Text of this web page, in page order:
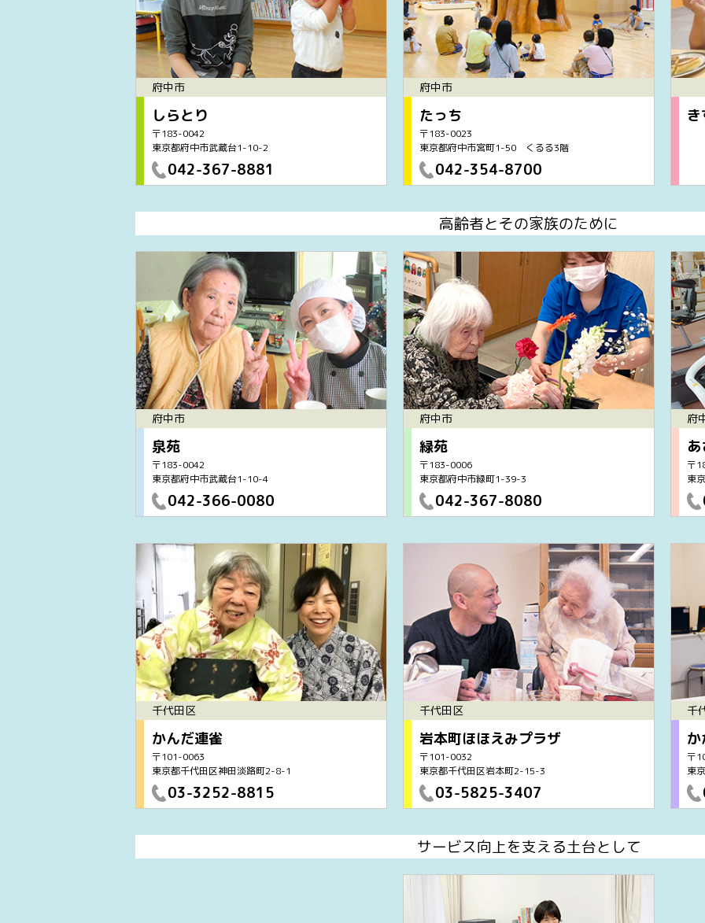
府中市
しらとり
〒183-0042
東京都府中市武蔵台1-10-2
042-367-8881
府中市
たっち
〒183-0023
東京都府中市宮町1-50 くるる3階
042-354-8700
高齢者とその家族のために
府中市
泉苑
〒183-0042
東京都府中市武蔵台1-10-4
042-366-0080
府中市
緑苑
〒183-0006
東京都府中市緑町1-39-3
042-367-8080
府
〒
東
千代田区
かんだ連雀
〒101-0063
東京都千代田区神田淡路町2-8-1
03-3252-8815
千代田区
岩本町ほほえみプラザ
〒101-0032
東京都千代田区岩本町2-15-3
03-5825-3407
千
〒
東
サービス向上を支える土台として